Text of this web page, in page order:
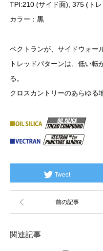
TPI:210 (サイド面), 375 (ト
カラー：黒
ベクトランが、サイドウォー
トレッドパターンは、低い転
る。
クロスカントリーのあらゆる
Tweet
関連記事